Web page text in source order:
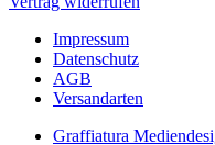
Impressum
Datenschutz
AGB
Versandarten
Graffiatura